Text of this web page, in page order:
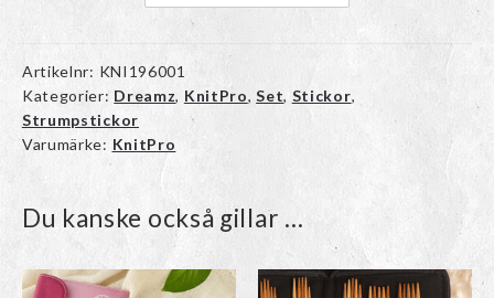
Artikelnr: KNI196001
Kategorier: Dreamz, KnitPro,Set, Stickor,
Strumpstickor
Varumärke: KnitPro
Du kanske också gillar …
Den
här